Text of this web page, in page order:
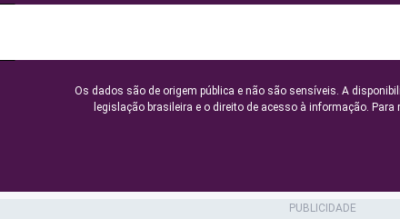
Os dados são de origem pública e não são sensíveis. A
legislação brasileira e o direito de acesso à informação.